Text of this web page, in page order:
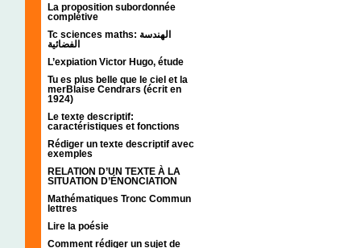
La proposition subordonnée
complétive
Tc sciences maths: الهندسة
الفضائية
L’expiation Victor Hugo, étude
Tu es plus belle que le ciel et la
merBlaise Cendrars (écrit en
1924)
Le texte descriptif:
caractéristiques et fonctions
Rédiger un texte descriptif avec
exemples
RELATION D’UN TEXTE À LA
SITUATION D’ÉNONCIATION
Mathématiques Tronc Commun
lettres
Lire la poésie
Comment rédiger un sujet de